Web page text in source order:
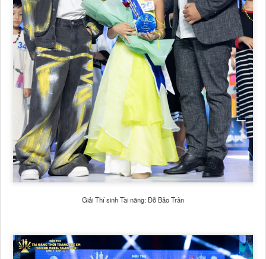
Giải Thí sinh Tài năng: Đỗ Bảo Trân